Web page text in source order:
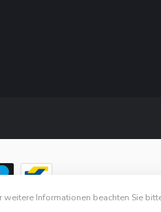
weitere Informationen beachten Sie